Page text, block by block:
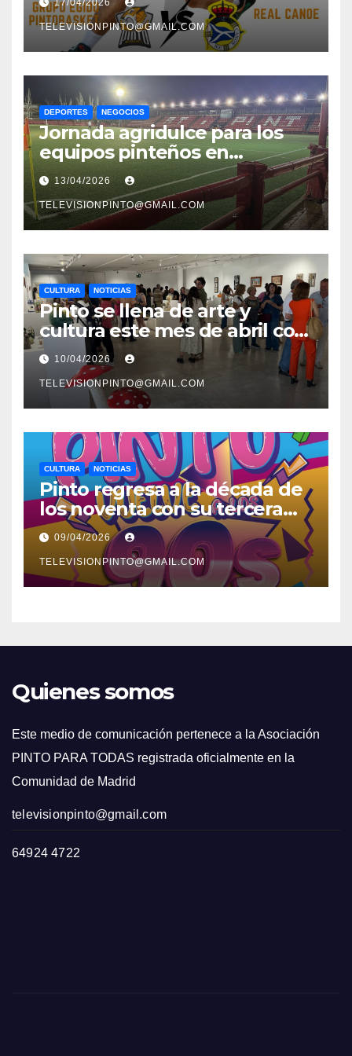
Asturias
17/04/2026
TELEVISIONPINTO@GMAIL.COM
DEPORTES NEGOCIOS
Jornada agridulce para los
equipos pinteños en
Preferente con el liderato del
Atlético de Pinto bajo
amenaza
13/04/2026
TELEVISIONPINTO@GMAIL.COM
CULTURA NOTICIAS
Pinto se llena de arte y
cultura este mes de abril con
una variada programación de
exposiciones y espectáculos
10/04/2026
TELEVISIONPINTO@GMAIL.COM
CULTURA NOTICIAS
Pinto regresa a la década de
los noventa con su tercera
feria temática y deportiva
09/04/2026
TELEVISIONPINTO@GMAIL.COM
Quienes somos
Este medio de comunicación pertenece a la Asociación
PINTO PARA TODAS registrada oficialmente en la
Comunidad de Madrid
televisionpinto@gmail.com
64924 4722